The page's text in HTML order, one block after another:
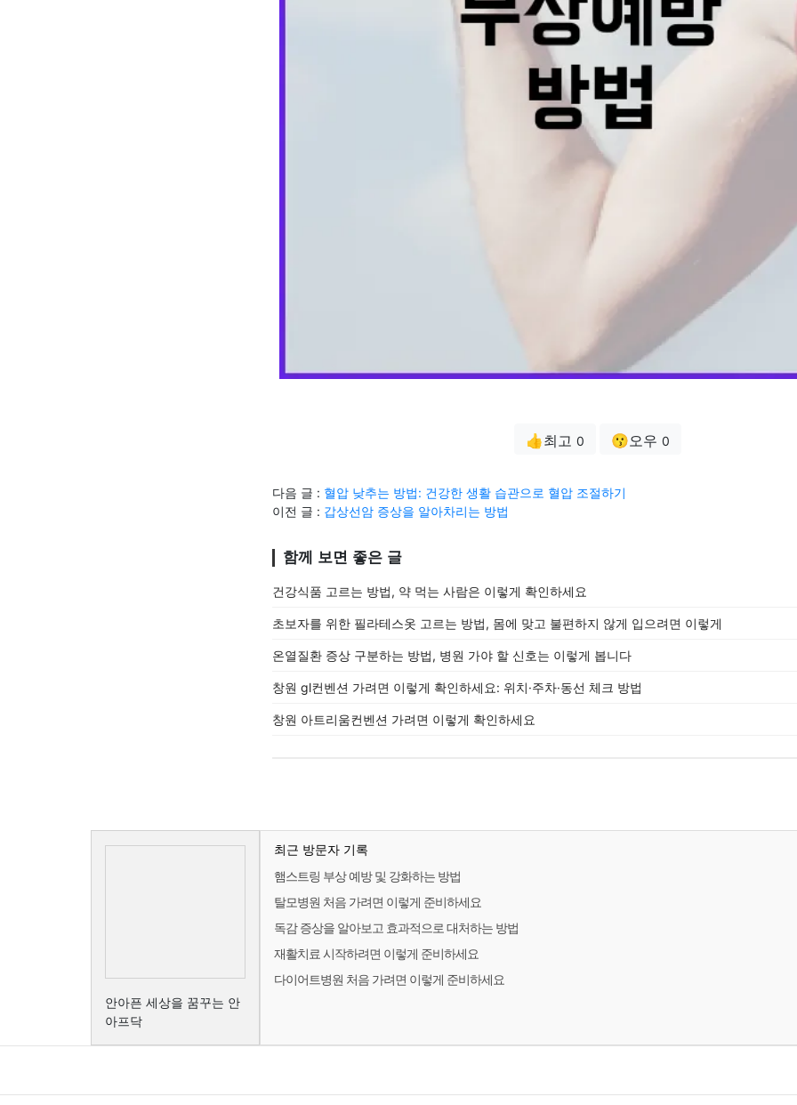
👍최고 0 😗오우 0
다음 글 : 혈압 낮추는 방법: 건강한 생활 습관으로 혈압 조절하기
이전 글 : 갑상선암 증상을 알아차리는 방법
함께 보면 좋은 글
건강식품 고르는 방법, 약 먹는 사람은 이렇게 확인하세요
초보자를 위한 필라테스옷 고르는 방법, 몸에 맞고 불편하지 않게 입으려면 이렇게
온열질환 증상 구분하는 방법, 병원 가야 할 신호는 이렇게 봅니다
창원 gl컨벤션 가려면 이렇게 확인하세요: 위치·주차·동선 체크 방법
창원 아트리움컨벤션 가려면 이렇게 확인하세요
안아픈 세상을 꿈꾸는 안
아프닥
최근 방문자 기록
햄스트링 부상 예방 및 강화하는 방법
탈모병원 처음 가려면 이렇게 준비하세요
독감 증상을 알아보고 효과적으로 대처하는 방법
재활치료 시작하려면 이렇게 준비하세요
다이어트병원 처음 가려면 이렇게 준비하세요